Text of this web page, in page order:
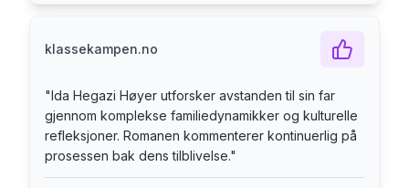
klassekampen.no
"Ida Hegazi Høyer utforsker avstanden til sin far
gjennom komplekse familiedynamikker og kulturelle
refleksjoner. Romanen kommenterer kontinuerlig på
prosessen bak dens tilblivelse."